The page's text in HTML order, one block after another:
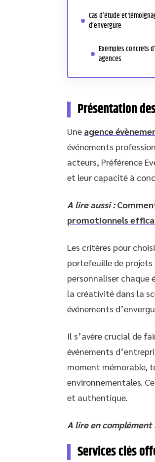
Cas d’étude et
d’envergure
Exemples concrets
agences
Présentation
Une agence
événements
acteurs, Préférence
et leur capacité à
A lire aussi :
promotionnels
Les critères pour
portefeuille de
personnaliser chaque
la créativité dans la
événements
Il s’avère crucial de
événements
moment mémorable,
environnementales.
et authentique.
A lire en complément
Services clés